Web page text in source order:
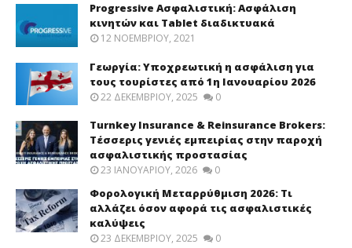
Progressive Ασφαλιστική: Ασφάλιση
κινητών και Tablet διαδικτυακά
12 ΝΟΕΜΒΡΊΟΥ, 2021
Γεωργία: Υποχρεωτική η ασφάλιση για
τους τουρίστες από 1η Ιανουαρίου 2026
22 ΔΕΚΕΜΒΡΊΟΥ, 2025 0
Turnkey Insurance & Reinsurance Brokers:
Τέσσερις γενιές εμπειρίας στην παροχή
ασφαλιστικής προστασίας
23 ΙΑΝΟΥΑΡΊΟΥ, 2026 0
Φορολογική Μεταρρύθμιση 2026: Τι
αλλάζει όσον αφορά τις ασφαλιστικές
καλύψεις
23 ΔΕΚΕΜΒΡΊΟΥ, 2025 0